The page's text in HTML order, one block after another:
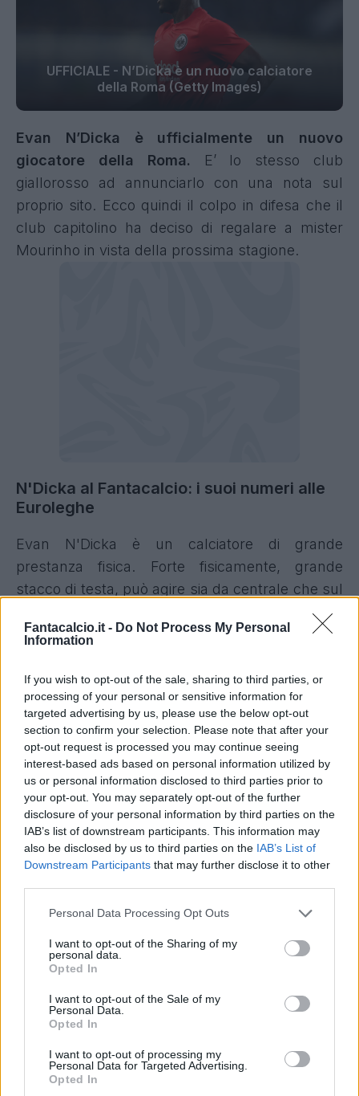
Fantacalcio.it - Do Not Process My Personal
Information
If you wish to opt-out of the sale, sharing to third parties, or
processing of your personal or sensitive information for
targeted advertising by us, please use the below opt-out
section to confirm your selection. Please note that after your
opt-out request is processed you may continue seeing
interest-based ads based on personal information utilized by
us or personal information disclosed to third parties prior to
your opt-out. You may separately opt-out of the further
disclosure of your personal information by third parties on the
IAB’s list of downstream participants. This information may
also be disclosed by us to third parties on the IAB’s List of
Downstream Participants that may further disclose it to other
Personal Data Processing Opt Outs
I want to opt-out of the Sharing of my
personal data.
Opted In
I want to opt-out of the Sale of my
Personal Data.
Opted In
I want to opt-out of processing my
Personal Data for Targeted Advertising.
Opted In
UFFICIALE - N’Dicka è un nuovo calciatore
della Roma (Getty Images)
Evan N’Dicka è ufficialmente un nuovo
giocatore della Roma. E’ lo stesso club
giallorosso ad annunciarlo con una nota sul
proprio sito. Ecco quindi il colpo in difesa che il
club capitolino ha deciso di regalare a mister
Mourinho in vista della prossima stagione.
N'Dicka al Fantacalcio: i suoi numeri alle
Euroleghe
Evan N'Dicka è un calciatore di grande
prestanza fisica. Forte fisicamente, grande
stacco di testa, può agire sia da centrale che sul
centro sinistra di una difesa a tre. Lo scorso
anno ha disputato una stagione normale, con un
costante, tenendo spesso in piedi una difesa che
ha dovuto fare i conti con numerose assenze e
tanti cambi di formazione.
Media voto e Fantamedia alle Euroleghe
5.66 per lui nello scorso anno, mentre nella
stagione precedente furono 4 le reti messe a
referto. Un giocatore di spessore, pericoloso in
area avversaria sulle palle inattive che, vista la
giovane età è in continua crescita.
Pinto
“Nonostante la giovane età Evan ha già
maturato un’esperienza importante, in uno dei
campionati di maggior prestigio e con un titolo
europeo conseguito da protagonista. Era un
internazionale e siamo davvero felici che
abbia scelto di vestire la maglia della Roma”.